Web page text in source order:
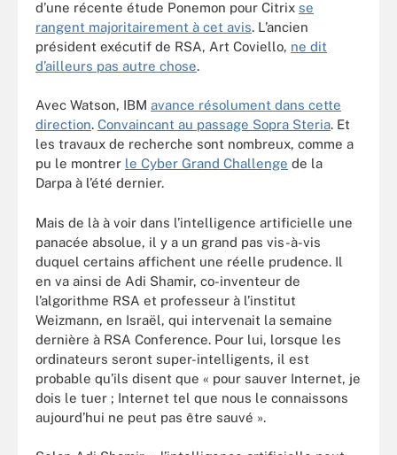
d’une récente étude Ponemon pour Citrix se
rangent majoritairement à cet avis. L’ancien
président exécutif de RSA, Art Coviello, ne dit
d’ailleurs pas autre chose.
Avec Watson, IBM avance résolument dans cette
direction. Convaincant au passage Sopra Steria. Et
les travaux de recherche sont nombreux, comme a
pu le montrer le Cyber Grand Challenge de la
Darpa à l’été dernier.
Mais de là à voir dans l’intelligence artificielle une
panacée absolue, il y a un grand pas vis-à-vis
duquel certains affichent une réelle prudence. Il
en va ainsi de Adi Shamir, co-inventeur de
l’algorithme RSA et professeur à l’institut
Weizmann, en Israël, qui intervenait la semaine
dernière à RSA Conference. Pour lui, lorsque les
ordinateurs seront super-intelligents, il est
probable qu’ils disent que « pour sauver Internet, je
dois le tuer ; Internet tel que nous le connaissons
aujourd’hui ne peut pas être sauvé ».